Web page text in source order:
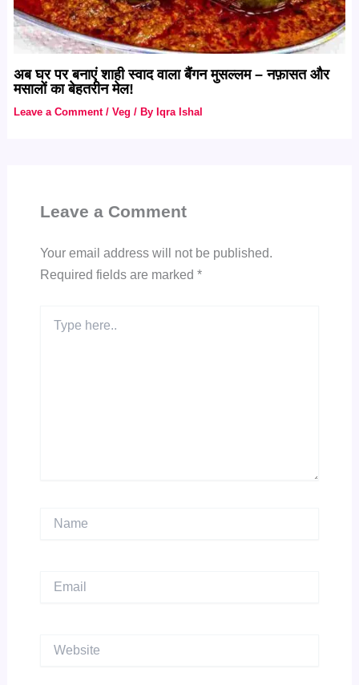
अब घर पर बनाएं शाही स्वाद वाला बैंगन मुसल्लम – नफ़ासत और
मसालों का बेहतरीन मेल!
Leave a Comment /Veg / ByIqra Ishal
Leave a Comment
Your email address will not be published.
Required fields are marked *
here..
Name